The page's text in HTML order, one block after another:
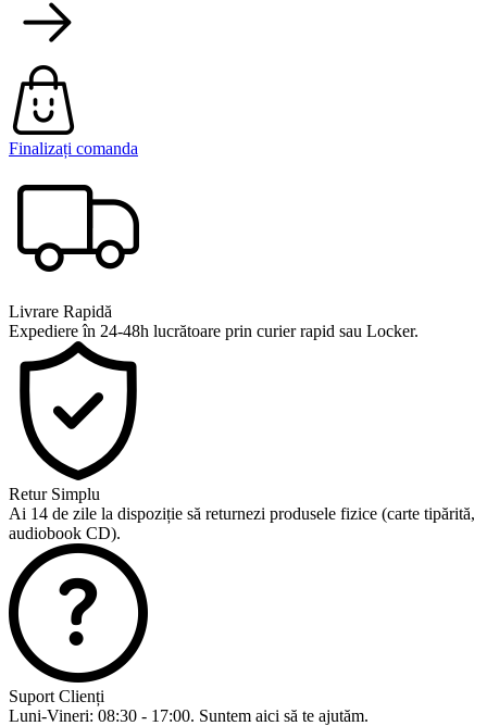
Finalizați comanda
Livrare Rapidă
Expediere în 24-48h lucrătoare prin curier rapid sau Locker.
Retur Simplu
Ai 14 de zile la dispoziție să returnezi produsele fizice (carte tipărită,
audiobook CD).
Suport Clienți
Luni-Vineri: 08:30 - 17:00. Suntem aici să te ajutăm.